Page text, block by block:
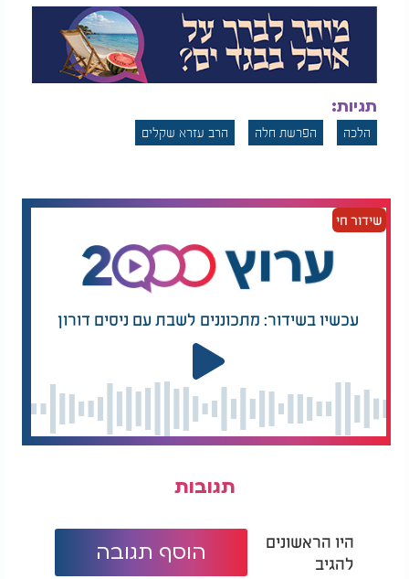
הפרשת חלה מאיזה משקל?
תגיות:
הלכה הפרשת חלה הרב עזרא שקלים
שידור חי
עכשיו בשידור: מתכוננים לשבת עם ניסים דורון
תגובות
היו הראשונים
להגיב
הוסף תגובה